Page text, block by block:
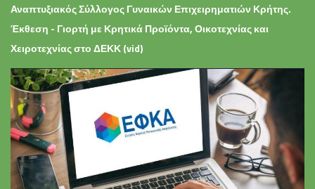
Αναπτυξιακός Σύλλογος Γυναικών Επιχειρηματιών Κρήτης.
Έκθεση - Γιορτή με Κρητικά Προϊόντα, Οικοτεχνίας και
Χειροτεχνίας στο ΔΕΚΚ (vid)